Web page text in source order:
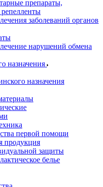
препараты,
заболеваний органов
нарушений обмена
назначения
назначения
первой помощи
продукция
защиты
белье